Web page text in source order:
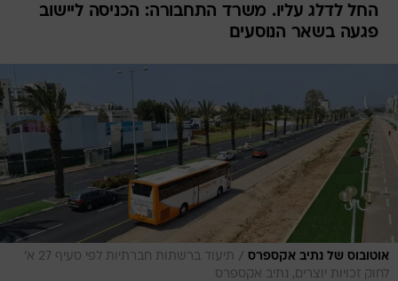
החל לדלג עליו. משרד התחבורה: הכניסה ליישוב
פגעה בשאר הנוסעים
אוטובוס של נתיב אקספרס /
תיעוד ברשתות חברתיות לפי סעיף 27 א'
לחוק זכויות יוצרים, נתיב אקספרס